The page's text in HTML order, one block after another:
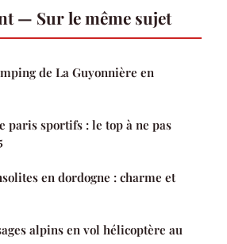
— Sur le même sujet
de La Guyonnière en
paris sportifs : le top à ne pas
en dordogne : charme et
alpins en vol hélicoptère au